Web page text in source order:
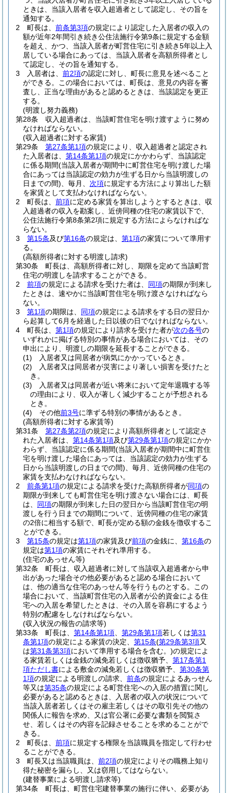
ときは、当該入居者を収入超過者として認定し、その旨を
通知する。
2
町長は、 前条第3項の規定により認定した入居者の収入の
額が近年2年間引き続き公住法施行令第9条に規定する金額
を超え、かつ、当該入居者が町営住宅に引き続き5年以上入
居している場合にあっては、当該入居者を高額所得者とし
て認定し、その旨を通知する。
3
入居者は、 前2項の認定に対し、町長に意見を述べること
ができる。
この場合においては、町長は、意見の内容を審
査し、正当な理由があると認めるときは、当該認定を更正
する。
(明渡し努力義務)
第28条
収入超過者は、当該町営住宅を明け渡すように努め
なければならない。
(収入超過者に対する家賃)
第29条
第27条第1項の規定により、収入超過者と認定され
た入居者は、 第14条第1項の規定にかかわらず、当該認定
に係る期間(当該入居者が期間中に町営住宅を明け渡した場
合にあっては当該認定の効力が生ずる日から当該明渡しの
日までの間) 、毎月、 次項に規定する方法により算出した額
を家賃として支払わなければならない。
2
町長は、 前項に定める家賃を算出しようとするときは、収
入超過者の収入を勘案し、近傍同種の住宅の家賃以下で、
公住法施行令第8条第2項に規定する方法によらなければな
らない。
3
第15条及び第16条の規定は、 第1項の家賃について準用す
る。
(高額所得者に対する明渡し請求)
第30条
町長は、高額所得者に対し、期限を定めて当該町営
住宅の明渡しを請求することができる。
2
前項の規定による請求を受けた者は、 同項の期限が到来し
たときは、速やかに当該町営住宅を明け渡さなければなら
ない。
3
第1項の期限は、 同項の規定による請求をする日の翌日か
ら起算して6月を経過した日以後の日でなければならない。
4
町長は、 第1項の規定により請求を受けた者が次の各号の
いずれかに掲げる特別の事情がある場合においては、その
申出により、明渡しの期限を延長することができる。
(1)
入居者又は同居者が病気にかかっているとき。
(2)
入居者又は同居者が災害により著しい損害を受けたと
き。
(3)
入居者又は同居者が近い将来において定年退職する等
の理由により、収入が著しく減少することが予想される
とき。
(4)
その他前3号に準ずる特別の事情があるとき。
(高額所得者に対する家賃等)
第31条
第27条第2項の規定により高額所得者として認定さ
れた入居者は、 第14条第1項及び第29条第1項の規定にかか
わらず、当該認定に係る期間(当該入居者が期間中に町営住
宅を明け渡した場合にあっては、当該認定の効力が生ずる
日から当該明渡しの日までの間) 、毎月、近傍同種の住宅の
家賃を支払わなければならない。
2
前条第1項の規定による請求を受けた高額所得者が同項の
期限が到来しても町営住宅を明け渡さない場合には、町長
は、 同項の期限が到来した日の翌日から当該町営住宅の明
渡しを行う日までの期間について、近傍同種の住宅の家賃
の2倍に相当する額で、町長が定める額の金銭を徴収するこ
とができる。
3
第15条の規定は第1項の家賃及び前項の金銭に、 第16条の
規定は第1項の家賃にそれぞれ準用する。
(住宅のあっせん等)
第32条
町長は、収入超過者に対して当該収入超過者から申
出があった場合その他必要があると認める場合において
は、他の適当な住宅のあっせん等を行うものとする。
この
場合において、当該町営住宅の入居者が公的資金による住
宅への入居を希望したときは、その入居を容易にするよう
特別の配慮をしなければならない。
(収入状況の報告の請求等)
第33条
町長は、 第14条第1項 第29条第1項若しくは第31
条第1項の規定による家賃の決定、 第15条(第29条第3項又
は第31条第3項において準用する場合を含む。)の規定によ
る家賃若しくは金銭の減免若しくは徴収猶予、 第17条第1
項ただし書による敷金の減免若しくは徴収猶予、 第30条第
1項の規定による明渡しの請求、 前条の規定によるあっせん
等又は第35条の規定による町営住宅への入居の措置に関し
必要があると認めるときは、入居者の収入の状況について
当該入居者若しくはその雇主若しくはその取引先その他の
関係人に報告を求め、又は官公署に必要な書類を閲覧さ
せ、若しくはその内容を記録させることを求めることがで
きる。
2
町長は、 前項に規定する権限を当該職員を指定して行わせ
ることができる。
3
町長又は当該職員は、 前2項の規定によりその職務上知り
得た秘密を漏らし、又は窃用してはならない。
(建替事業による明渡し請求等)
第34条
町長は、町営住宅建替事業の施行に伴い、必要があ